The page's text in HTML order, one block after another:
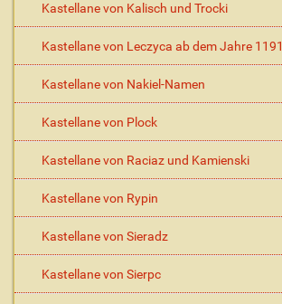
Kastellane von Kalisch und Trocki
Kastellane von Leczyca ab dem Jahre 1191
Kastellane von Nakiel-Namen
Kastellane von Plock
Kastellane von Raciaz und Kamienski
Kastellane von Rypin
Kastellane von Sieradz
Kastellane von Sierpc